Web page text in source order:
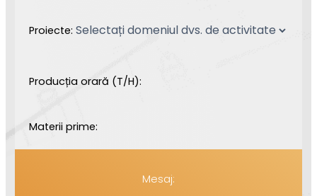
Proiecte:
Producția orară (T/H):
Materii prime:
Mesaj: